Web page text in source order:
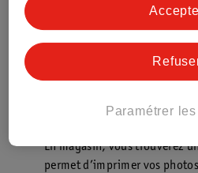
Aussi dans ce magasin
Faites livrer votre
facilement. Plus besoin de
En magasin, vous trouverez
permet d’imprimer vos
Paramétrer